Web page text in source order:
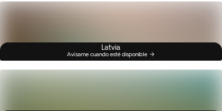
Latvia
Avísame cuando esté disponible